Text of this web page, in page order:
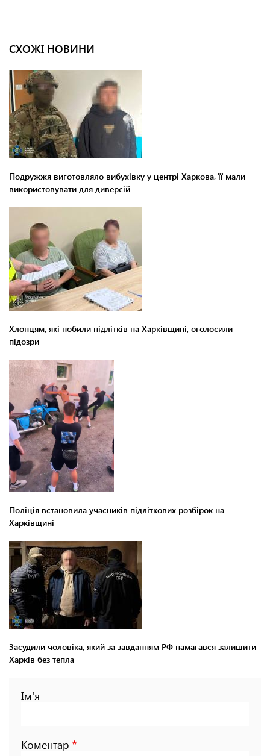
СХОЖІ НОВИНИ
Подружжя виготовляло вибухівку у центрі Харкова, її мали
використовувати для диверсій
Хлопцям, які побили підлітків на Харківщині, оголосили
підозри
Поліція встановила учасників підліткових розбірок на
Харківщині
Засудили чоловіка, який за завданням РФ намагався залишити
Харків без тепла
Ім'я
Коментар